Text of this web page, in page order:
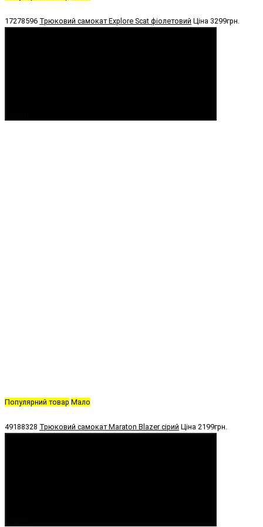
17278596 Трюковий самокат Explore Scat фіолетовий Ціна 3299грн.
Популярний товар Мало
49188328 Трюковий самокат Maraton Blazer сірий Ціна 2199грн.